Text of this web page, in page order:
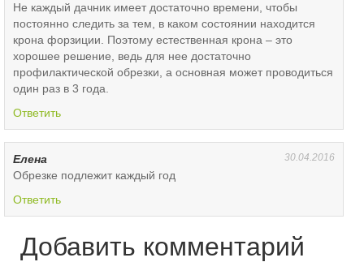
Не каждый дачник имеет достаточно времени, чтобы
постоянно следить за тем, в каком состоянии находится
крона форзиции. Поэтому естественная крона – это
хорошее решение, ведь для нее достаточно
профилактической обрезки, а основная может проводиться
один раз в 3 года.
Ответить
Елена 30.04.2016
Обрезке подлежит каждый год
Ответить
Добавить комментарий